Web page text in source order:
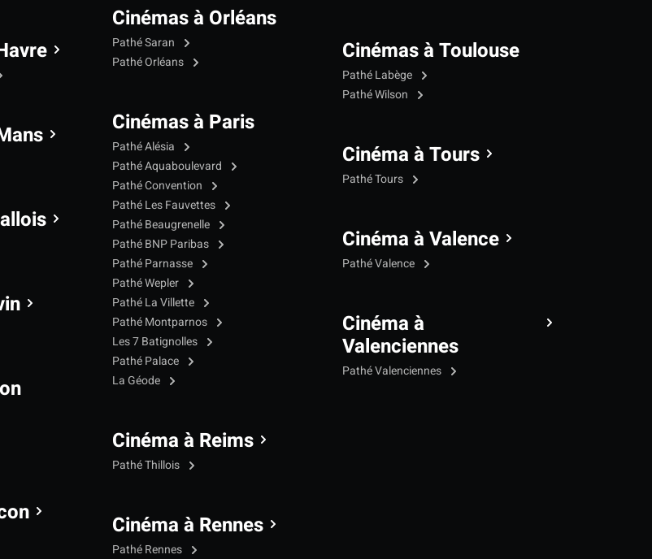
Cinémas à Orléans
Pathé Saran
Pathé Orléans
Cinémas à Paris
Pathé Alésia
Pathé Aquaboulevard
Pathé Convention
Pathé Les Fauvettes
Pathé Beaugrenelle
Pathé BNP Paribas
Pathé Parnasse
Pathé Wepler
Pathé La Villette
Pathé Montparnos
Les 7 Batignolles
Pathé Palace
La Géode
Cinéma à Reims
Pathé Thillois
Cinéma à Rennes
Pathé Rennes
Cinémas à Toulouse
Pathé Labège
Pathé Wilson
Cinéma à Tours
Pathé Tours
Cinéma à Valence
Pathé Valence
Cinéma à
Valenciennes
Pathé Valenciennes